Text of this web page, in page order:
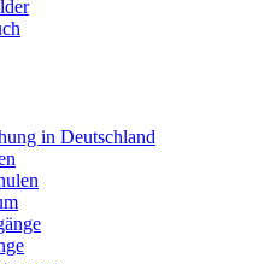
in Deutschland